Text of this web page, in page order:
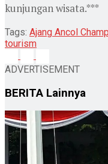
kunjungan wisata.***
Tags: Ajang Ancol
tourism
ADVERTISEMENT
BERITA Lainnya